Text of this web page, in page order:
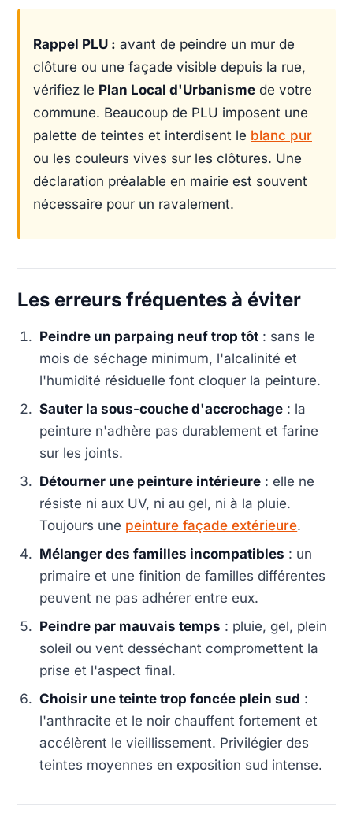
Rappel PLU : avant de peindre un mur de
clôture ou une façade visible depuis la rue,
vérifiez le Plan Local d'Urbanisme de votre
commune. Beaucoup de PLU imposent une
palette de teintes et interdisent le blanc pur
ou les couleurs vives sur les clôtures. Une
déclaration préalable en mairie est souvent
nécessaire pour un ravalement.
Les erreurs fréquentes à éviter
Peindre un parpaing neuf trop tôt : sans le
mois de séchage minimum, l'alcalinité et
l'humidité résiduelle font cloquer la peinture.
Sauter la sous-couche d'accrochage : la
peinture n'adhère pas durablement et farine
sur les joints.
Détourner une peinture intérieure : elle ne
résiste ni aux UV, ni au gel, ni à la pluie.
Toujours une peinture façade extérieure.
Mélanger des familles incompatibles : un
primaire et une finition de familles différentes
peuvent ne pas adhérer entre eux.
Peindre par mauvais temps : pluie, gel, plein
soleil ou vent desséchant compromettent la
prise et l'aspect final.
Choisir une teinte trop foncée plein sud :
l'anthracite et le noir chauffent fortement et
accélèrent le vieillissement. Privilégier des
teintes moyennes en exposition sud intense.